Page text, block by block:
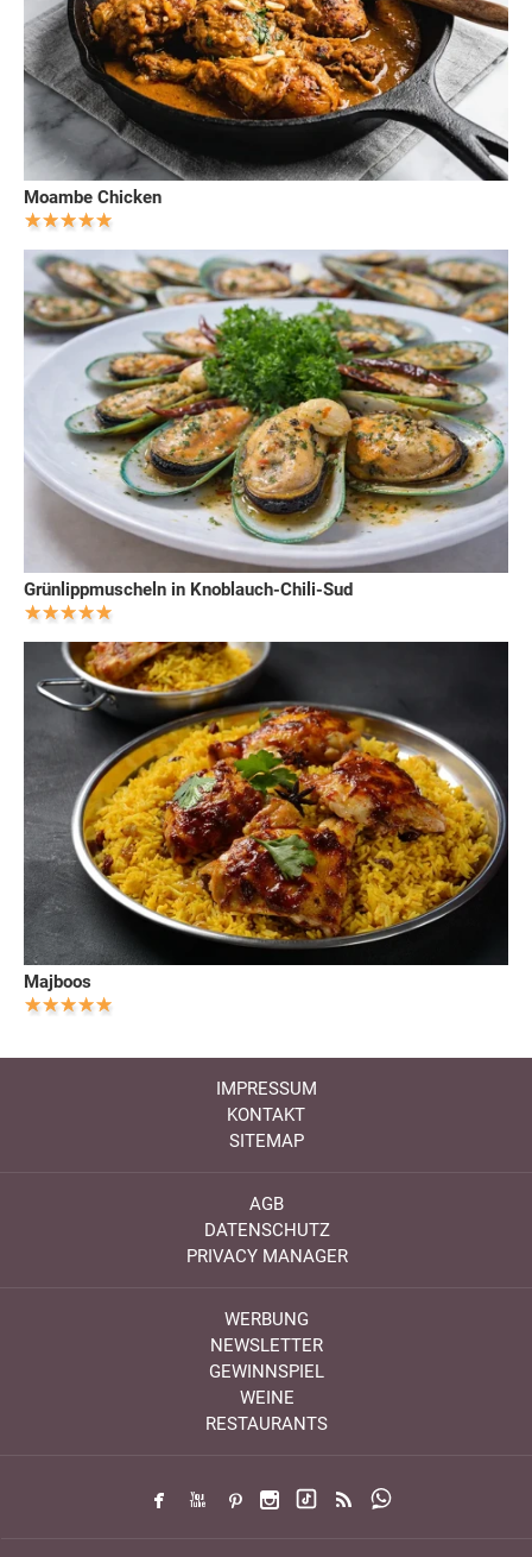
Moambe Chicken
Grünlippmuscheln in Knoblauch-Chili-Sud
Majboos
IMPRESSUM
KONTAKT
SITEMAP
AGB
DATENSCHUTZ
PRIVACY MANAGER
WERBUNG
NEWSLETTER
GEWINNSPIEL
WEINE
RESTAURANTS